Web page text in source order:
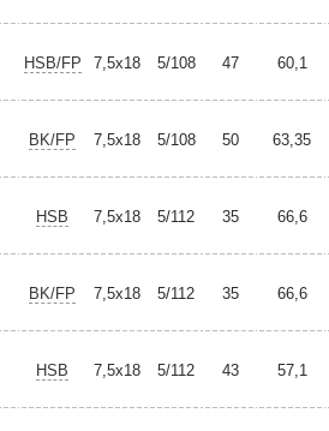
HSB/FP 7,5x18 5/108 47 60,1
BK/FP 7,5x18 5/108 50 63,35
HSB 7,5x18 5/112 35 66,6
BK/FP 7,5x18 5/112 35 66,6
HSB 7,5x18 5/112 43 57,1